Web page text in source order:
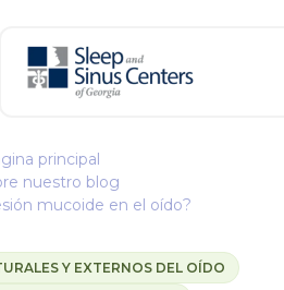
principal
nuestro blog
mucoide en el oído?
Y EXTERNOS DEL OÍDO